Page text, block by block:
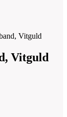
Vitguld
Vitguld